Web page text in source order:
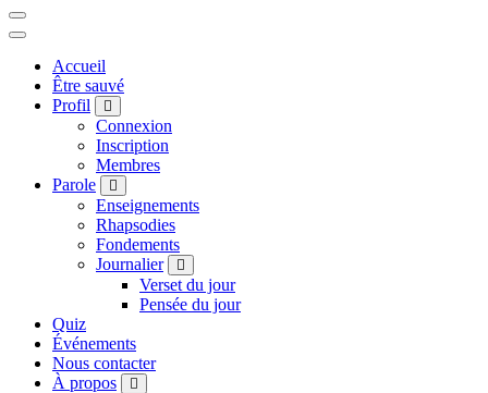
Accueil
Être sauvé
Profil
Connexion
Inscription
Membres
Parole
Enseignements
Rhapsodies
Fondements
Journalier
Verset du jour
Pensée du jour
Quiz
Événements
Nous contacter
À propos